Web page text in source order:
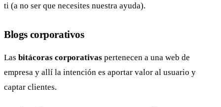
ti (a no ser que necesites nuestra ayuda).
Blogs corporativos
Las bitácoras corporativas pertenecen a una web de
empresa y allí la intención es aportar valor al usuario y
captar clientes.